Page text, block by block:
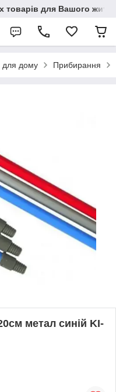
товарів для Вашого
для дому Прибирання
метал синій KI-